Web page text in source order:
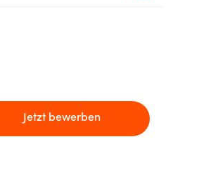
Jetzt bewerben